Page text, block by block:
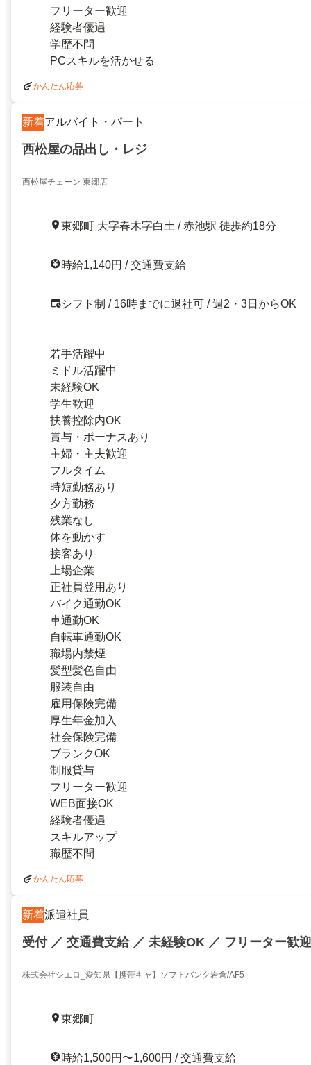
フリーター歓迎
経験者優遇
学歴不問
PCスキルを活かせる
かんたん応募
新着アルバイト・パート
西松屋の品出し・レジ
西松屋チェーン 東郷店
東郷町 大字春木字白土 / 赤池駅 徒歩約18分
時給1,140円 / 交通費支給
シフト制 / 16時までに退社可 / 週2・3日からOK
若手活躍中
ミドル活躍中
未経験OK
学生歓迎
扶養控除内OK
賞与・ボーナスあり
主婦・主夫歓迎
フルタイム
時短勤務あり
夕方勤務
残業なし
体を動かす
接客あり
上場企業
正社員登用あり
バイク通勤OK
車通勤OK
自転車通勤OK
職場内禁煙
髪型髪色自由
服装自由
雇用保険完備
厚生年金加入
社会保険完備
ブランクOK
制服貸与
フリーター歓迎
WEB面接OK
経験者優遇
スキルアップ
職歴不問
かんたん応募
新着派遣社員
受付 ／ 交通費支給 ／ 未経験OK ／ フリーター歓迎
株式会社シエロ_愛知県【携帯キャ】ソフトバンク岩倉/AF5
東郷町
時給1,500円〜1,600円 / 交通費支給